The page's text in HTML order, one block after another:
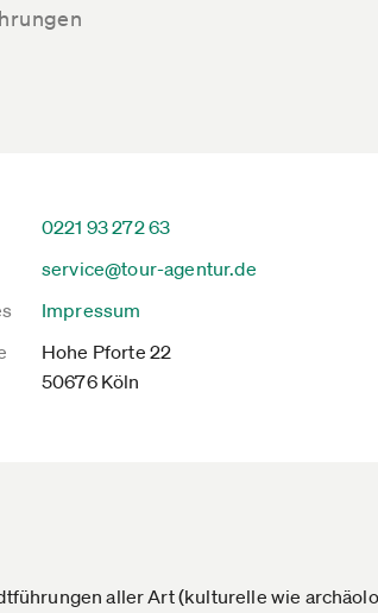
0221 93 272 63
service@tour-agentur.de
Impressum
Hohe Pforte 22
50676 Köln
aller Art (kulturelle wie